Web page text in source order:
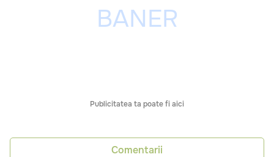
Publicitatea ta poate fi aici
Comentarii